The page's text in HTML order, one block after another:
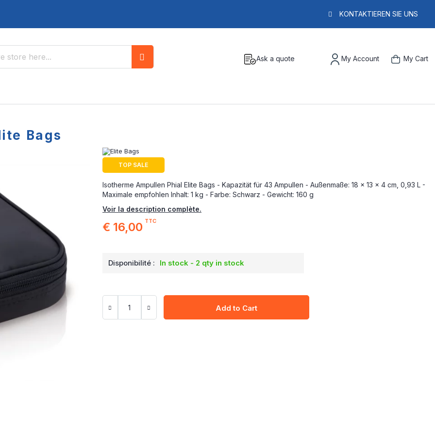
KONTAKTIEREN SIE UNS
Ask a quote My Account My Cart
Bags
TOP SALE
Isotherme Ampullen Phial Elite Bags - Kapazität für 43 Ampullen - Außenmaße: 18 x 13 x 4 cm, 0,93 L -
Maximale empfohlen Inhalt: 1 kg - Farbe: Schwarz - Gewicht: 160 g
Voir la description complète.
€ 16,00 TTC
Disponibilité : In stock - 2 qty in stock
Add to Cart